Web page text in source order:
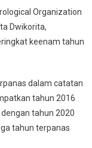
Organization
Dwikorita,
keenam tahun
dalam catatan
tahun 2016
tahun 2020
tahun terpanas